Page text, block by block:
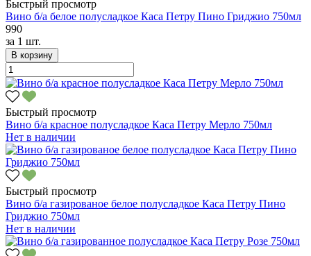
Быстрый просмотр
Вино б/а белое полусладкое Каса Петру Пино Гриджио 750мл
990
за 1 шт.
В корзину
Быстрый просмотр
Вино б/а красное полусладкое Каса Петру Мерло 750мл
Нет в наличии
Быстрый просмотр
Вино б/а газированое белое полусладкое Каса Петру Пино
Гриджио 750мл
Нет в наличии